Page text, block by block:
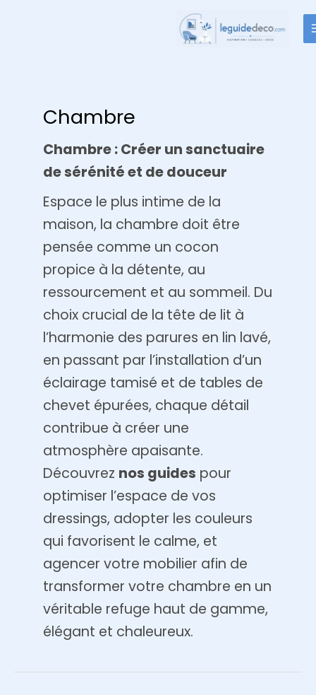
Chambre
Chambre : Créer un sanctuaire
de sérénité et de douceur
Espace le plus intime de la
maison, la chambre doit être
pensée comme un cocon
propice à la détente, au
ressourcement et au sommeil. Du
choix crucial de la tête de lit à
l’harmonie des parures en lin lavé,
en passant par l’installation d’un
éclairage tamisé et de tables de
chevet épurées, chaque détail
contribue à créer une
atmosphère apaisante.
Découvrez nos guides pour
optimiser l’espace de vos
dressings, adopter les couleurs
qui favorisent le calme, et
agencer votre mobilier afin de
transformer votre chambre en un
véritable refuge haut de gamme,
élégant et chaleureux.